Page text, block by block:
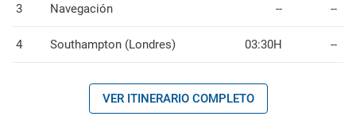
3 Navegación -- --
4 Southampton (Londres) 03:30H --
VER ITINERARIO COMPLETO